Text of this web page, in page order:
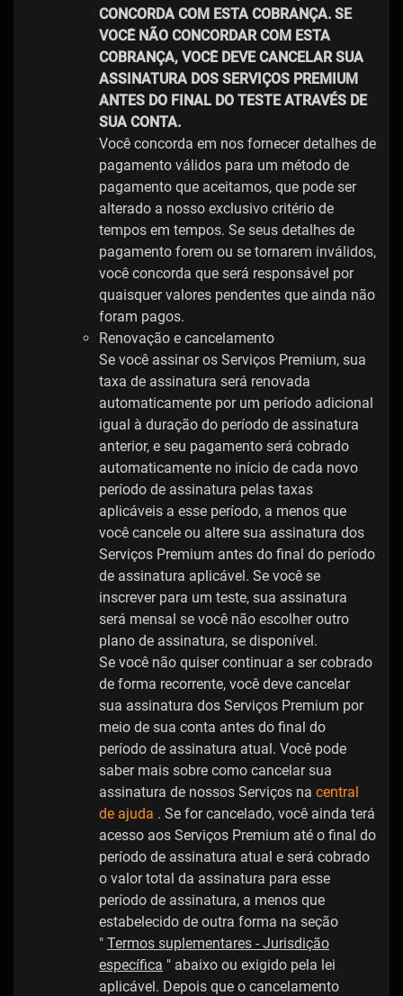
CONCORDA COM ESTA COBRANÇA. SE
VOCÊ NÃO CONCORDAR COM ESTA
COBRANÇA, VOCÊ DEVE CANCELAR SUA
ASSINATURA DOS SERVIÇOS PREMIUM
ANTES DO FINAL DO TESTE ATRAVÉS DE
SUA CONTA.
Você concorda em nos fornecer detalhes de
pagamento válidos para um método de
pagamento que aceitamos, que pode ser
alterado a nosso exclusivo critério de
tempos em tempos. Se seus detalhes de
pagamento forem ou se tornarem inválidos,
você concorda que será responsável por
quaisquer valores pendentes que ainda não
foram pagos.
Renovação e cancelamento
Se você assinar os Serviços Premium, sua
taxa de assinatura será renovada
automaticamente por um período adicional
igual à duração do período de assinatura
anterior, e seu pagamento será cobrado
automaticamente no início de cada novo
período de assinatura pelas taxas
aplicáveis ​​a esse período, a menos que
você cancele ou altere sua assinatura dos
Serviços Premium antes do final do período
de assinatura aplicável. Se você se
inscrever para um teste, sua assinatura
será mensal se você não escolher outro
plano de assinatura, se disponível.
Se você não quiser continuar a ser cobrado
de forma recorrente, você deve cancelar
sua assinatura dos Serviços Premium por
meio de sua conta antes do final do
período de assinatura atual. Você pode
saber mais sobre como cancelar sua
assinatura de nossos Serviços na central
de ajuda . Se for cancelado, você ainda terá
acesso aos Serviços Premium até o final do
período de assinatura atual e será cobrado
o valor total da assinatura para esse
período de assinatura, a menos que
estabelecido de outra forma na seção
" Termos suplementares - Jurisdição
específica " abaixo ou exigido pela lei
aplicável. Depois que o cancelamento